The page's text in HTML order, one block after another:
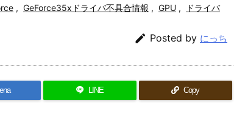
, GeForce35xドライバ不具合情報 , GPU , ドライバ
 Posted by にっち
LINE Copy